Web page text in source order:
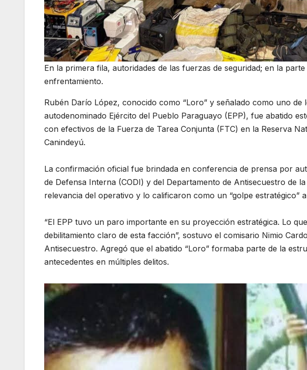
En la primera fila, autoridades de las fuerzas de seguridad; en la
enfrentamiento.
Rubén Darío López, conocido como “Loro” y señalado como uno de
autodenominado Ejército del Pueblo Paraguayo (EPP), fue abatido
con efectivos de la Fuerza de Tarea Conjunta (FTC) en la Reserva
Canindeyú.
La confirmación oficial fue brindada en conferencia de prensa por
de Defensa Interna (CODI) y del Departamento de Antisecuestro de
relevancia del operativo y lo calificaron como un “golpe estratégico”
“El EPP tuvo un paro importante en su proyección estratégica. Lo
debilitamiento claro de esta facción”, sostuvo el comisario Nimio
Antisecuestro. Agregó que el abatido “Loro” formaba parte de la
antecedentes en múltiples delitos.